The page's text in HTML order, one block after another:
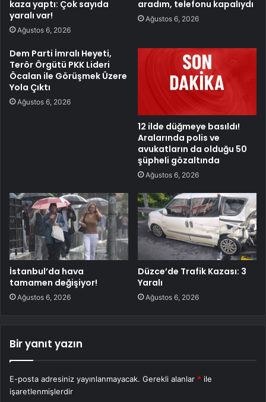
kaza yaptı: Çok sayıda
yaralı var!
Ağustos 6, 2026
aradım, telefonu kapalıydı
Ağustos 6, 2026
Dem Parti İmralı Heyeti,
Terör Örgütü PKK Lideri
Öcalan ile Görüşmek Üzere
Yola Çıktı
Ağustos 6, 2026
12 ilde düğmeye basıldı!
Aralarında polis ve
avukatların da olduğu 50
şüpheli gözaltında
Ağustos 6, 2026
İstanbul’da hava
tamamen değişiyor!
Ağustos 6, 2026
Düzce’de Trafik Kazası: 3
Yaralı
Ağustos 6, 2026
Bir yanıt yazın
E-posta adresiniz yayınlanmayacak. Gerekli alanlar * ile
işaretlenmişlerdir